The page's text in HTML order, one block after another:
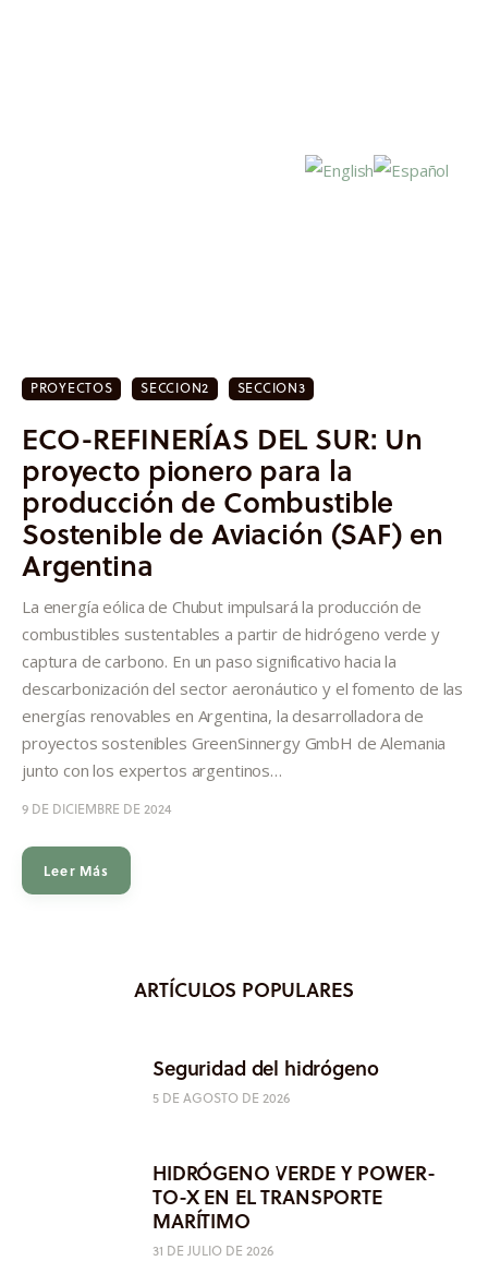
Investigación
Proyectos
Informes
Quiénes somos
PROYECTOS SECCION2 SECCION3
ECO-REFINERÍAS DEL SUR: Un
proyecto pionero para la
producción de Combustible
Sostenible de Aviación (SAF) en
Argentina
La energía eólica de Chubut impulsará la producción de
combustibles sustentables a partir de hidrógeno verde y
captura de carbono. En un paso significativo hacia la
descarbonización del sector aeronáutico y el fomento de las
energías renovables en Argentina, la desarrolladora de
proyectos sostenibles GreenSinnergy GmbH de Alemania
junto con los expertos argentinos…
9 DE DICIEMBRE DE 2024
Leer Más
ARTÍCULOS POPULARES
Seguridad del hidrógeno
5 DE AGOSTO DE 2026
HIDRÓGENO VERDE Y POWER-
TO-X EN EL TRANSPORTE
MARÍTIMO
31 DE JULIO DE 2026